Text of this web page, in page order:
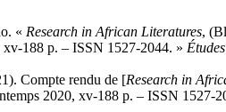
« Research in African Literatures,
xv-188 p. – ISSN 1527-2044. »
Compte rendu de [Research in
2020, xv-188 p. – ISSN 1527-